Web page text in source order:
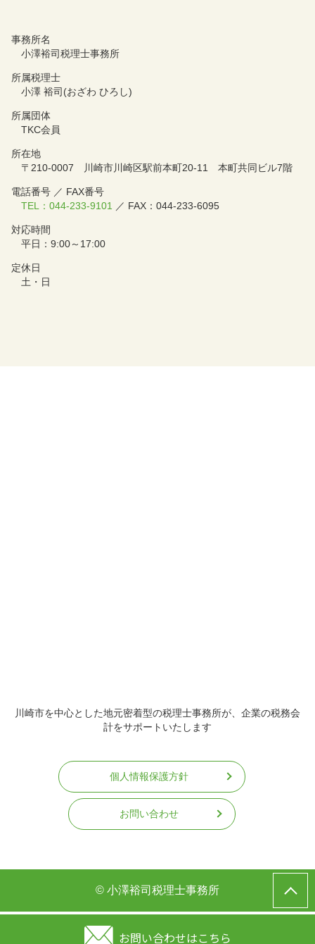
お問い合わせはこちら
事務所名
小澤裕司税理士事務所
所属税理士
小澤 裕司(おざわ ひろし)
所属団体
TKC会員
所在地
〒210-0007 川崎市川崎区駅前本町20-11 本町共同ビル7階
電話番号 ／ FAX番号
TEL：044-233-9101 ／ FAX：044-233-6095
対応時間
平日：9:00～17:00
定休日
土・日
川崎市を中心とした地元密着型の税理士事務所が、企業の税務会
計をサポートいたします
個人情報保護方針
お問い合わせ
© 小澤裕司税理士事務所